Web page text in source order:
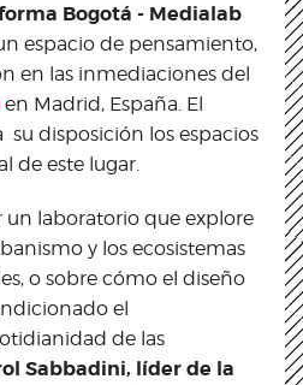
Bogotá - Medialab
espacio de pensamiento,
en las inmediaciones del
en Madrid, España. El
disposición los espacios
de este lugar.
un laboratorio que explore
y los ecosistemas
o sobre cómo el diseño
el
de las
Sabbadini, líder de la